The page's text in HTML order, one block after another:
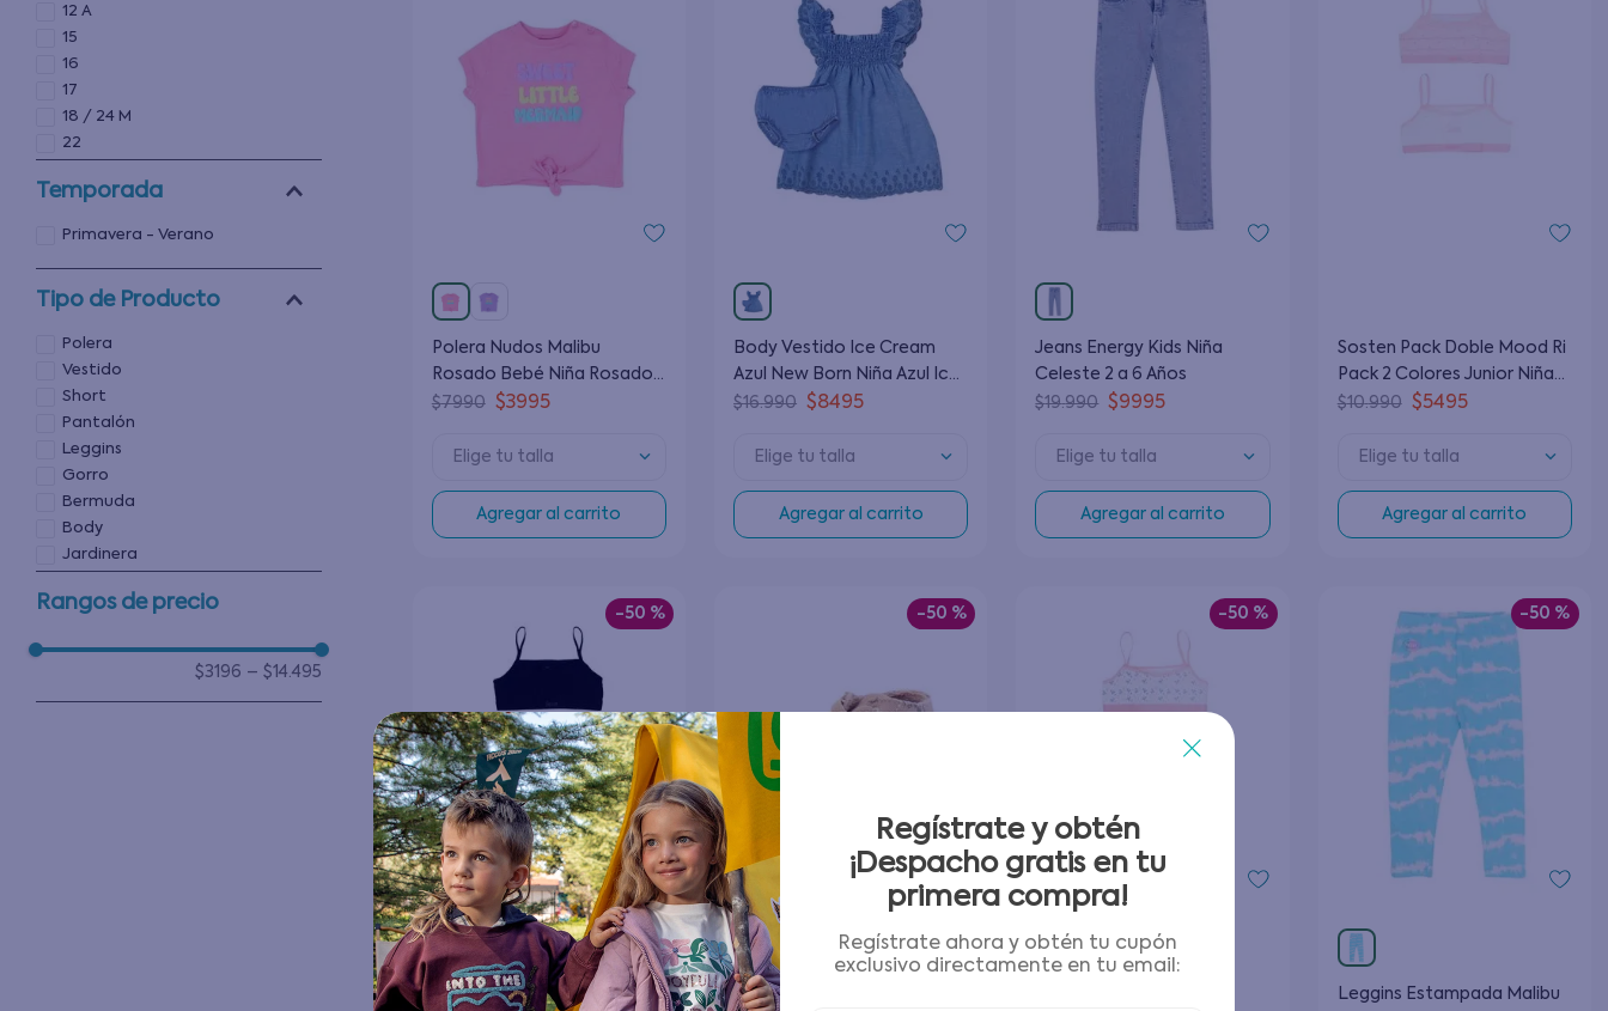
12 A
15
16
17
18 / 24 M
22
Temporada
Primavera - Verano
Tipo de Producto
Polera
Vestido
Short
Pantalón
Leggins
Gorro
Bermuda
Body
Jardinera
Rangos de precio
$3196 – $14.495
Polera Nudos Malibu
Rosado Bebé Niña Rosado 3
a 24 Meses
$7990 $3995
Elige tu talla
Agregar al carrito
Body Vestido Ice Cream
Azul New Born Niña Azul Ice
Cream 0 a 6 Meses
$16.990 $8495
Elige tu talla
Agregar al carrito
Jeans Energy Kids Niña
Celeste 2 a 6 Años
$19.990 $9995
Elige tu talla
Agregar al carrito
Sosten Pack Doble Mood Ri
Pack 2 Colores Junior Niña
Pack 2 Colores Ri 8 a 12 Años
$10.990 $5495
Elige tu talla
Agregar al carrito
-50 %
Sosten Pack Doble Ri Pack 2
-50 %
Zapatilla Urbana Newborn
-50 % -50 %
Leggins Estampada Malibu
Regístrate y obtén
¡Despacho gratis en tu
primera compra!
Regístrate ahora y obtén tu cupón
exclusivo directamente en tu email: